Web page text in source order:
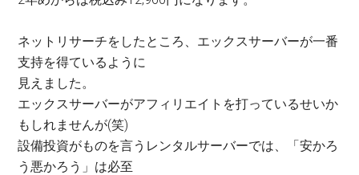
ネットリサーチをしたところ、エックスサーバーが一番
支持を得ているように
見えました。
エックスサーバーがアフィリエイトを打っているせいか
もしれませんが(笑)
設備投資がものを言うレンタルサーバーでは、「安かろ
う悪かろう」は必至